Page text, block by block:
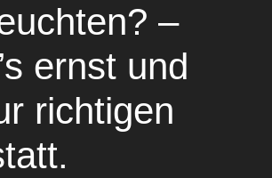
–
ernst und
richtigen